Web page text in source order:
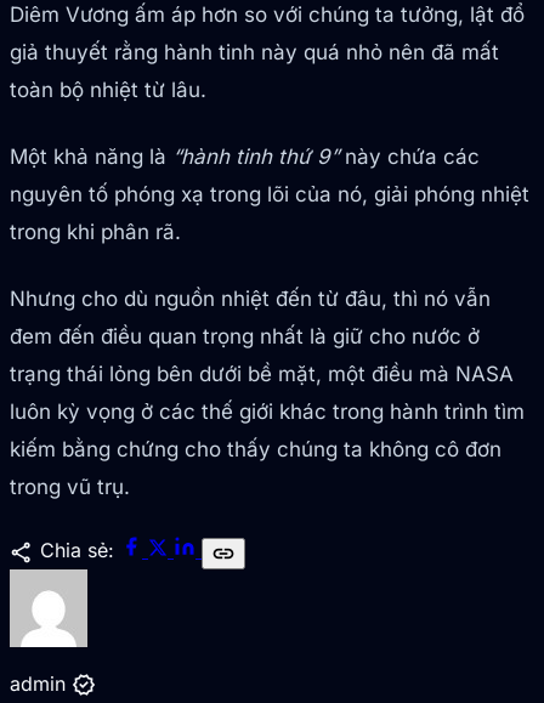
Diêm Vương ấm áp hơn so với chúng ta tưởng, lật đổ
giả thuyết rằng hành tinh này quá nhỏ nên đã mất
toàn bộ nhiệt từ lâu.
Một khả năng là “hành tinh thứ 9”này chứa các
nguyên tố phóng xạ trong lõi của nó, giải phóng nhiệt
trong khi phân rã.
Nhưng cho dù nguồn nhiệt đến từ đâu, thì nó vẫn
đem đến điều quan trọng nhất là giữ cho nước ở
trạng thái lỏng bên dưới bề mặt, một điều mà NASA
luôn kỳ vọng ở các thế giới khác trong hành trình tìm
kiếm bằng chứng cho thấy chúng ta không cô đơn
trong vũ trụ.
share Chia sẻ: link
admin verified